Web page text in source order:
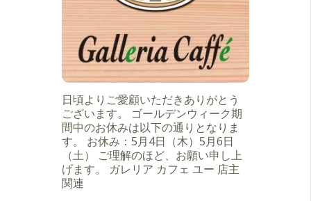
日頃よりご愛顧いただきありがとう
ございます。 ゴールデンウィーク期
間中のお休みは以下の通りとなりま
す。 お休み：5月4日（木）5月6日
（土） ご理解のほど、お願い申し上
げます。 ガレリア カフェ ユー 店主
関連